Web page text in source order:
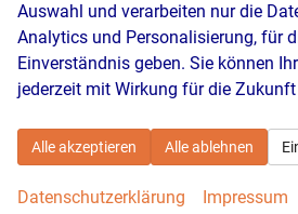
Volkswagen T-Cross
unverbindliche Lieferzeit:7 Tage Neuwagen
Kraftstoff Benzin Außenfarbe
Auswahl und verarbeiten nur die
Analytics und Personalisierung, für
Einverständnis geben. Sie können
jederzeit mit Wirkung für die
Alle akzeptieren Alle ablehnen
Datenschutzerklärung Impressum